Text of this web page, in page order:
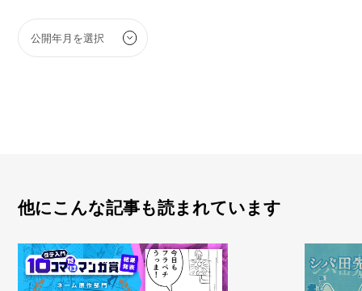
他にこんな記事も読まれています